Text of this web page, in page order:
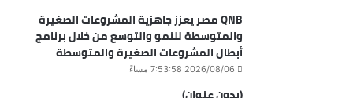
QNB مصر يعزز جاهزية المشروعات الصغيرة
والمتوسطة للنمو والتوسع من خلال برنامج
أبطال المشروعات الصغيرة والمتوسطة
2026/08/06 7:53:58 مساءً